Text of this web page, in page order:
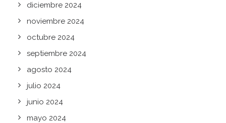
diciembre 2024
noviembre 2024
octubre 2024
septiembre 2024
agosto 2024
julio 2024
junio 2024
mayo 2024